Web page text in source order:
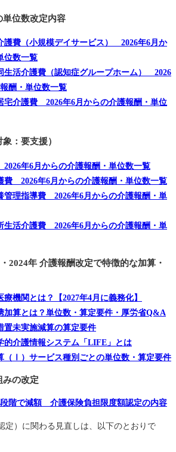
単位数改定内容
護費（小規模デイサービス） 2026年6月か
位数一覧
生活介護費（認知症グループホーム） 2026
酬・単位数一覧
宅介護費 2026年6月からの介護報酬・単位
：要支援）
年6月からの介護報酬・単位数一覧
費 2026年6月からの介護報酬・単位数一覧
管理指導費 2026年6月からの介護報酬・単
生活介護費 2026年6月からの介護報酬・単
2024年 介護報酬改定で特徴的な加算・
機関とは？【2027年4月に義務化】
加算とは？単位数・算定要件・厚労省Q&A
置未実施減算の算定要件
的介護情報システム「LIFE」とは
（Ⅰ）サービス種別ごとの単位数・算定要件
みの改定
階で減額 介護保険負担限度額認定の内容
定）に関わる見直しは、以下のとおりで